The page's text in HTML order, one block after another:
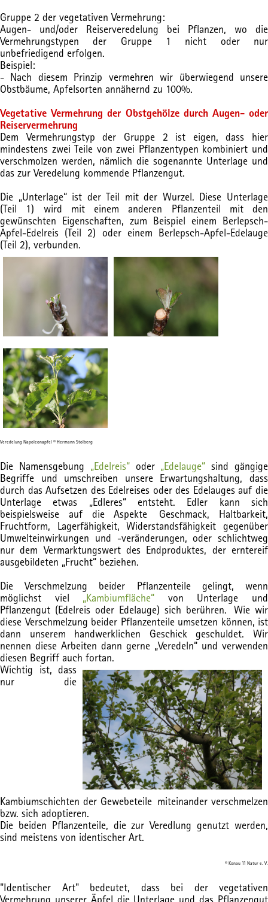
Gruppe 2 der vegetativen Vermehrung:
Augen- und/oder Reiserveredelung bei Pflanzen, wo die
Vermehrungstypen der Gruppe 1 nicht oder nur
unbefriedigend erfolgen.
Beispiel:
- Nach diesem Prinzip vermehren wir überwiegend unsere
Obstbäume, Apfelsorten annähernd zu 100%.
Vegetative Vermehrung der Obstgehölze durch Augen- oder
Reiservermehrung
Dem Vermehrungstyp der Gruppe 2 ist eigen, dass hier
mindestens zwei Teile von zwei Pflanzentypen kombiniert und
verschmolzen werden, nämlich die sogenannte Unterlage und
das zur Veredelung kommende Pflanzengut.
Die „Unterlage“ ist der Teil mit der Wurzel. Diese Unterlage
(Teil 1) wird mit einem anderen Pflanzenteil mit den
gewünschten Eigenschaften, zum Beispiel einem Berlepsch-
Apfel-Edelreis (Teil 2) oder einem Berlepsch-Apfel-Edelauge
(Teil 2), verbunden.
Veredelung Napoleonapfel © Hermann Stolberg
Die Namensgebung „Edelreis“oder „Edelauge“ sind gängige
Begriffe und umschreiben unsere Erwartungshaltung, dass
durch das Aufsetzen des Edelreises oder des Edelauges auf die
Unterlage etwas „Edleres“ entsteht. Edler kann sich
beispielsweise auf die Aspekte Geschmack, Haltbarkeit,
Fruchtform, Lagerfähigkeit, Widerstandsfähigkeit gegenüber
Umwelteinwirkungen und -veränderungen, oder schlichtweg
nur dem Vermarktungswert des Endproduktes, der erntereif
ausgebildeten „Frucht“ beziehen.
Die Verschmelzung beider Pflanzenteile gelingt, wenn
möglichst viel „Kambiumfläche“ von Unterlage und
Pflanzengut (Edelreis oder Edelauge) sich berühren. Wie wir
diese Verschmelzung beider Pflanzenteile umsetzen können, ist
dann unserem handwerklichen Geschick geschuldet. Wir
nennen diese Arbeiten dann gerne „Veredeln“ und verwenden
diesen Begriff auch fortan.
Wichtig ist, dass
nur die
Kambiumschichten der Gewebeteile miteinander verschmelzen
bzw. sich adoptieren.
Die beiden Pflanzenteile, die zur Veredlung genutzt werden,
sind meistens von identischer Art.
© Konau 11 Natur e. V.
"Identischer Art" bedeutet, dass bei der vegetativen
Vermehrung unserer Äpfel die Unterlage und das Pflanzengut